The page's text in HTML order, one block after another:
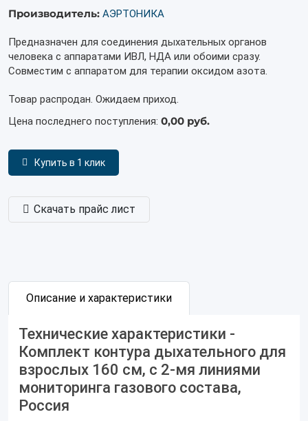
Производитель: АЭРТОНИКА
Предназначен для соединения дыхательных органов
человека с аппаратами ИВЛ, НДА или обоими сразу.
Совместим с аппаратом для терапии оксидом азота.
Товар распродан. Ожидаем приход.
Цена последнего поступления: 0,00 руб.
Купить в 1 клик
Скачать прайс лист
Описание и характеристики
Технические характеристики -
Комплект контура дыхательного для
взрослых 160 см, с 2-мя линиями
мониторинга газового состава,
Россия